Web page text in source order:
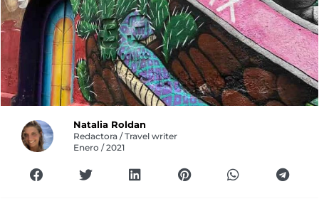
Natalia Roldan
Redactora / Travel writer
Enero / 2021